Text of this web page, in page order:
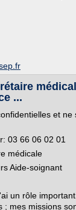
...
et ne
03 66 06 02 01
médicale
Aide-soignant
un rôle
; mes missions